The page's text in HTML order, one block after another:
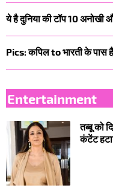
ये है दुनिया की टॉप 10 अनोखी
Pics: कपिल to भारती के पास हैं
Entertainment
तब्बू को
कंटेंट